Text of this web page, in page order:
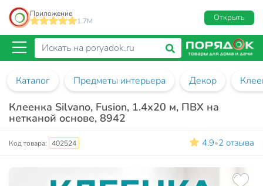
Приложение
1.7M
Открыть
Каталог Предметы интерьера Декор
Клеенка Silvano, Fusion, 1.4х20 м, ПВХ на
нетканой основе, 8942
Код товара: 402524 4.9•2 отзыва